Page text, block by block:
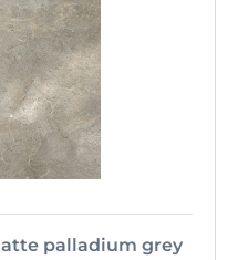
palladium grey